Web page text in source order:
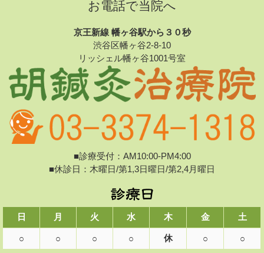
お電話で当院へ
京王新線 幡ヶ谷駅から３０秒
渋谷区幡ヶ谷2-8-10
リッシェル幡ヶ谷1001号室
■診療受付：AM10:00-PM4:00
■休診日：木曜日/第1,3日曜日/第2,4月曜日
日 月 火 水 木 金 土
○ ○ ○ ○ 休 ○ ○